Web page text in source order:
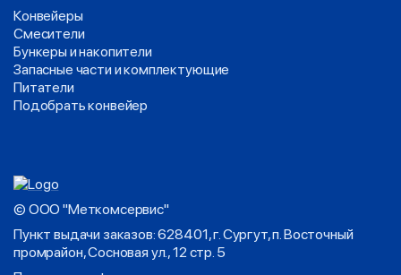
Конвейеры
Смесители
Бункеры и накопители
Запасные части и комплектующие
Питатели
Подобрать конвейер
© ООО "Меткомсервис"
Пункт выдачи заказов: 628401, г. Сургут, п. Восточный
промрайон, Сосновая ул., 12 стр. 5